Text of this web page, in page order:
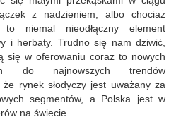
z nadzieniem, albo chociaż
niemal nieodłączny element
i herbaty. Trudno się nam dziwić,
się w oferowaniu coraz to nowych
do najnowszych trendów
rynek słodyczy jest uważany za
segmentów, a Polska jest w
na świecie.